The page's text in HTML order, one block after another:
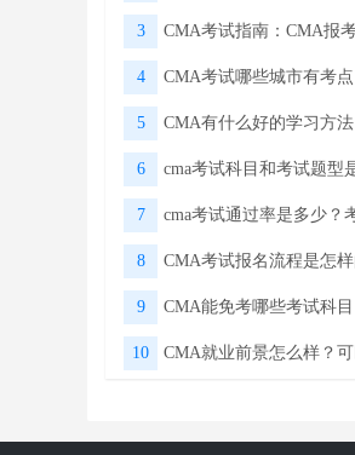
3 CMA考试指南：CMA报
4 CMA考试哪些城市有考点
5 CMA有什么好的学习方法
6 cma考试科目和考试题型
7 cma考试通过率是多少？
8 CMA考试报名流程是怎
9 CMA能免考哪些考试科
10 CMA就业前景怎么样？